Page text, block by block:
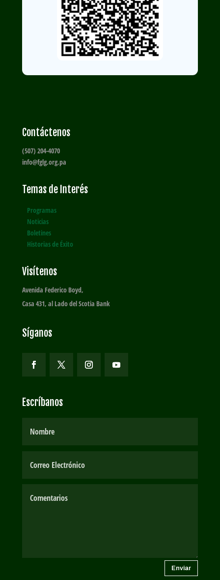
Contáctenos
(507) 204-4070
info@fglg.org.pa
Temas de Interés
Programas
Noticias
Boletines
Historias de Éxito
Visítenos
Avenida Federico Boyd,
Casa 431, al Lado del Scotia Bank
Síganos
Escríbanos
Enviar